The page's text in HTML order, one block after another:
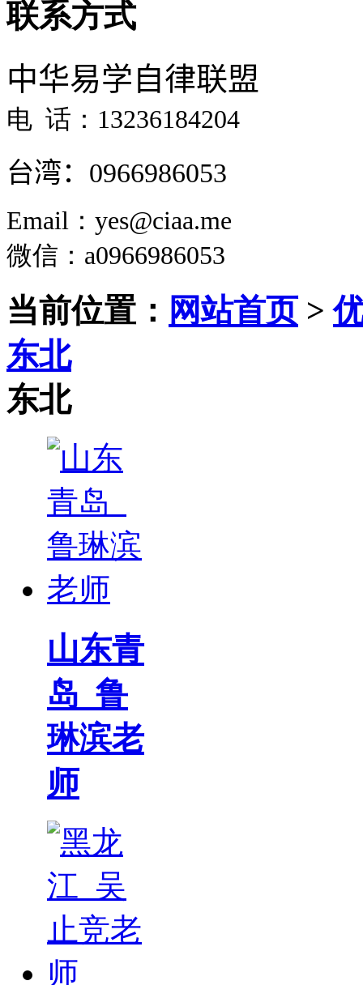
联系方式
中华易学自律联盟
电 话：13236184204
台湾： 0966986053
Email：yes@ciaa.me
微信 ：a0966986053
当前位置： 网站首页>
东北
东北
山东青
岛_鲁
琳滨老
师